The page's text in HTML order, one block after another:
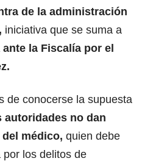
de la administración
iniciativa que se suma a
la Fiscalía por el
de conocerse la supuesta
autoridades no dan
médico, quien debe
por los delitos de